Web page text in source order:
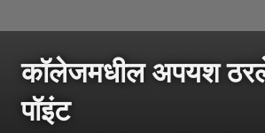
कॉलेजमधील अपयश ठरले
पॉइंट